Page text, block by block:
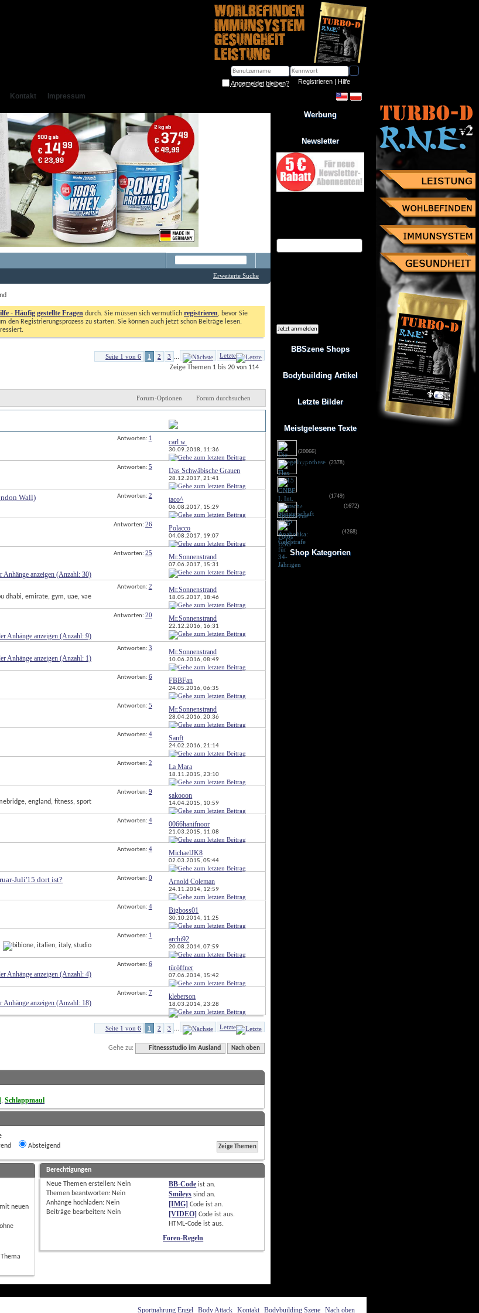
Angemeldet bleiben? Registrieren | Hilfe
Kontakt Impressum
Erweiterte Suche
- Häufig gestellte Fragen durch. Sie müssen sich vermutlich registrieren, bevor Sie
den Registrierungsprozess zu starten. Sie können auch jetzt schon Beiträge lesen.
Seite 1 von 6 1 2 3 ...
Letzte
Zeige Themen 1 bis 20 von 114
Forum-Optionen Forum durchsuchen
Antworten: 1 carl w.
30.09.2018, 11:36
Antworten: 5 Das Schwäbische Grauen
28.12.2017, 21:41
Wall) Antworten: 2 taco^
06.08.2017, 15:29
Antworten: 26 Polacco
04.08.2017, 19:07
Antworten: 25 Mr.Sonnenstrand
07.06.2017, 15:31
Antworten: 2 Mr.Sonnenstrand
18.05.2017, 18:46
Antworten: 20 Mr.Sonnenstrand
22.12.2016, 16:31
Antworten: 3 Mr.Sonnenstrand
10.06.2016, 08:49
Antworten: 6 FBBFan
24.05.2016, 06:35
Antworten: 5 Mr.Sonnenstrand
28.04.2016, 20:36
Antworten: 4 Sanft
24.02.2016, 21:14
Antworten: 2 La Mara
18.11.2015, 23:10
Antworten: 9 sakooon
14.04.2015, 10:59
Antworten: 4 0066hanifnoor
21.03.2015, 11:08
Antworten: 4 MichaelJK8
02.03.2015, 05:44
Juli'15 dort ist? Antworten: 0 Arnold Coleman
24.11.2014, 12:59
Antworten: 4 Bigboss01
30.10.2014, 11:25
Antworten: 1 archi92
20.08.2014, 07:59
Antworten: 6 türöffner
07.06.2014, 15:42
Antworten: 7 kleberson
18.03.2014, 23:28
Seite 1 von 6 1 2 3 ... Letzte
Gehe zu: Fitnessstudio im Ausland Nach oben
, Schlappmaul
Absteigend
neuen
Berechtigungen
Neue Themen erstellen: Nein
Themen beantworten: Nein
Anhänge hochladen: Nein
Beiträge bearbeiten: Nein
BB-Code istan.
Smileys sindan.
[IMG] Code istan.
[VIDEO] Code istaus.
HTML-Code istaus.
Foren-Regeln
Werbung
Newsletter
BBSzene Shops
Bodybuilding Artikel
Letzte Bilder
Meistgelesene Texte
(20066)
Flex 05/15 (2378)
(1749)
Sportrevue 6/15 (1672)
für 34-Jährigen
(4268)
Shop Kategorien
Frauen Fitness
Sportnahrung Engel Body Attack Kontakt Bodybuilding Szene Nach oben